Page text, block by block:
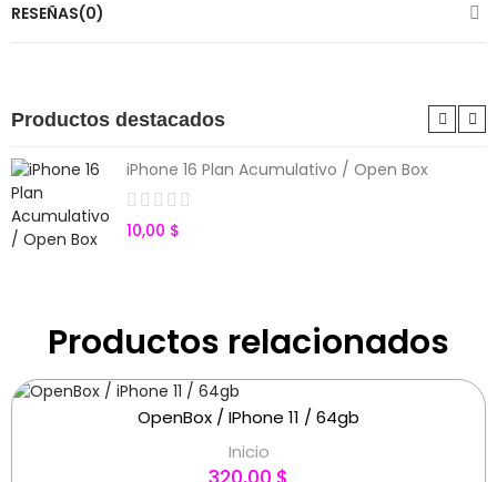
RESEÑAS(0)
Productos destacados
iPhone 16 Plan Acumulativo / Open Box
10,00 $
Productos relacionados
OpenBox / IPhone 11 / 64gb
Inicio